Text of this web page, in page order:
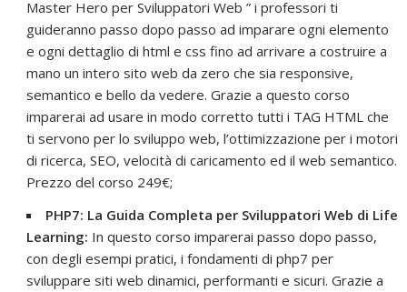
Master Hero per Sviluppatori Web ” i professori ti
guideranno passo dopo passo ad imparare ogni elemento
e ogni dettaglio di html e css fino ad arrivare a costruire a
mano un intero sito web da zero che sia responsive,
semantico e bello da vedere. Grazie a questo corso
imparerai ad usare in modo corretto tutti i TAG HTML che
ti servono per lo sviluppo web, l’ottimizzazione per i motori
di ricerca, SEO, velocità di caricamento ed il web semantico.
Prezzo del corso 249€;
PHP7: La Guida Completa per Sviluppatori Web di Life
Learning: In questo corso imparerai passo dopo passo,
con degli esempi pratici, i fondamenti di php7 per
sviluppare siti web dinamici, performanti e sicuri. Grazie a